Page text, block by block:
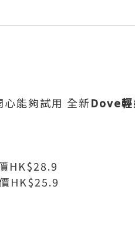
能夠試用 全新Dove
HK$28.9
HK$25.9